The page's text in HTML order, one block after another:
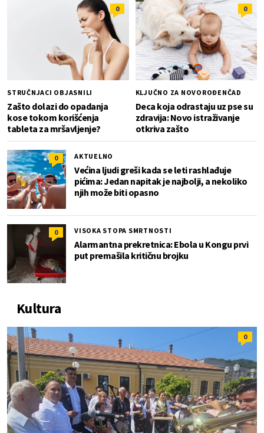
0
STRUČNJACI OBJASNILI
Zašto dolazi do opadanja
kose tokom korišćenja
tableta za mršavljenje?
0
KLJUČNO ZA NOVOROĐENČAD
Deca koja odrastaju uz pse su
zdravija: Novo istraživanje
otkriva zašto
0 AKTUELNO
Većina ljudi greši kada se leti rashlađuje
pićima: Jedan napitak je najbolji, a nekoliko
njih može biti opasno
0 VISOKA STOPA SMRTNOSTI
Alarmantna prekretnica: Ebola u Kongu prvi
put premašila kritičnu brojku
Kultura
0